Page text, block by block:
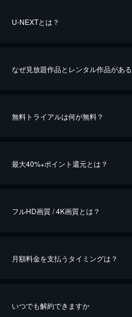
U-NEXTとは？
なぜ見放題作品とレンタル作品があ
無料トライアルは何が無料？
最大40%※ポイント還元とは？
※40％ポイント還元の対象は、クレジット
フルHD画質 / 4K画質とは？
月額料金を支払うタイミングは？
いつでも解約できますか